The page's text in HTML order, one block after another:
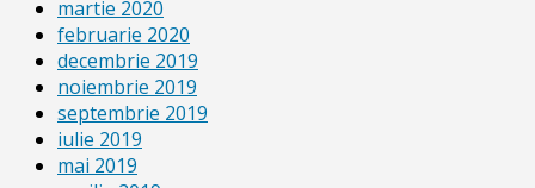
martie 2020
februarie 2020
decembrie 2019
noiembrie 2019
septembrie 2019
iulie 2019
mai 2019